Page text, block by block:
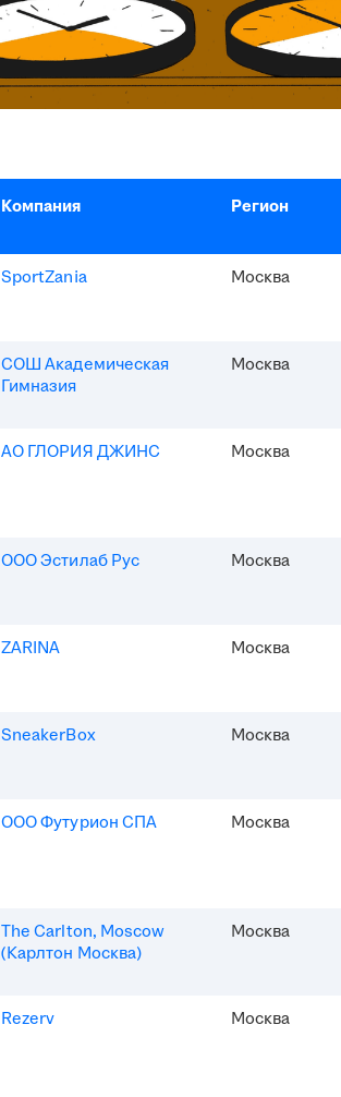
Компания Регион
SportZania Москва
СОШ Академическая
Гимназия
Москва
АО ГЛОРИЯ ДЖИНС Москва
ООО Эстилаб Рус Москва
ZARINA Москва
SneakerBox Москва
ООО Футурион СПА Москва
The Carlton, Moscow
(Карлтон Москва)
Москва
Rezerv Москва